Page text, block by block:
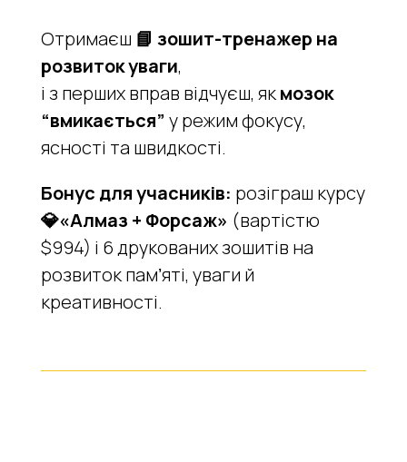
Отримаєш 📘 зошит-тренажер на
розвиток уваги,
і з перших вправ відчуєш, якмозок
“вмикається” у режим фокусу,
ясності та швидкості.
Бонус для учасників: розіграш курсу
💎«Алмаз + Форсаж» (вартістю
$994) і 6 друкованих зошитів на
розвиток памʼяті, уваги й
креативності.